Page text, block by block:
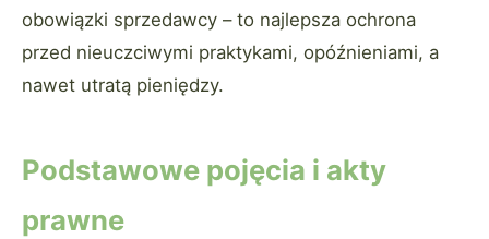
obowiązki sprzedawcy – to najlepsza ochrona
przed nieuczciwymi praktykami, opóźnieniami, a
nawet utratą pieniędzy.
Podstawowe pojęcia i akty
prawne